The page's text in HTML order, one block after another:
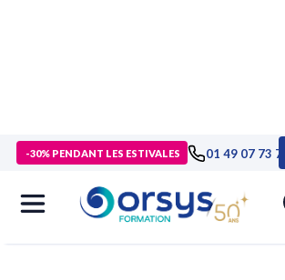
-30% PENDANT LES ESTIVALES 01 49 07 73 73
> Formations>Technologies numériques
objets, synthèse
Internet des objets, synthèse